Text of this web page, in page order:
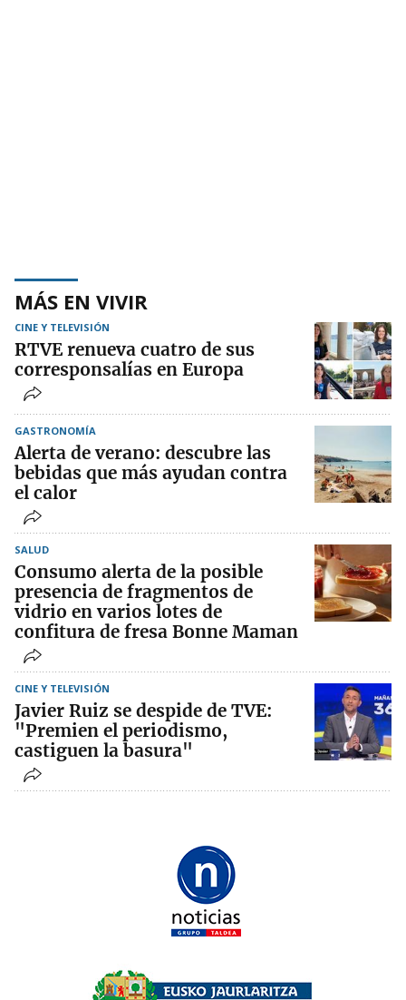
MÁS EN VIVIR
CINE Y TELEVISIÓN
RTVE renueva cuatro de sus
corresponsalías en Europa
GASTRONOMÍA
Alerta de verano: descubre las
bebidas que más ayudan contra
el calor
SALUD
Consumo alerta de la posible
presencia de fragmentos de
vidrio en varios lotes de
confitura de fresa Bonne Maman
CINE Y TELEVISIÓN
Javier Ruiz se despide de TVE:
"Premien el periodismo,
castiguen la basura"